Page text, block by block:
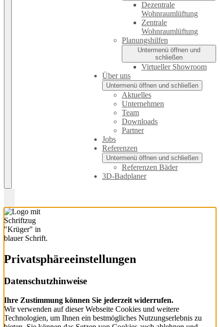
Dezentrale
Wohnraumlüftung
Zentrale
Wohnraumlüftung
Planungshilfen
Untermenü öffnen und
schließen
Virtueller Showroom
Über uns
Untermenü öffnen und schließen
Aktuelles
Unternehmen
Team
Downloads
Partner
Jobs
Referenzen
Untermenü öffnen und schließen
Referenzen Bäder
3D-Badplaner
Privatsphäre­einstellungen
Datenschutzhinweise
Ihre Zustimmung können Sie jederzeit widerrufen.
Wir verwenden auf dieser Webseite Cookies und weitere
Technologien, um Ihnen ein bestmögliches Nutzungserlebnis zu